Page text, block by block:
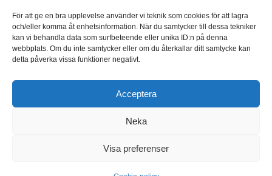
För att ge en bra upplevelse använder vi teknik som cookies för att lagra
och/eller komma åt enhetsinformation. När du samtycker till dessa tekniker
kan vi behandla data som surfbeteende eller unika ID:n på denna
webbplats. Om du inte samtycker eller om du återkallar ditt samtycke kan
detta påverka vissa funktioner negativt.
Acceptera
Neka
Visa preferenser
UPPDATERA SALONG